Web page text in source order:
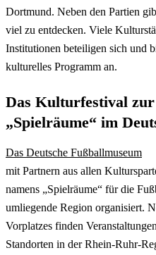
Dortmund. Neben den Partien
viel zu entdecken. Viele
Institutionen beteiligen sich und
kulturelles Programm an.
Das Kulturfestival
„Spielräume“ im
Das Deutsche Fußballmuseum
mit Partnern aus allen
namens „Spielräume“ für die
umliegende Region organisiert.
Vorplatzes finden
Standorten in der Rhein-Ruhr-